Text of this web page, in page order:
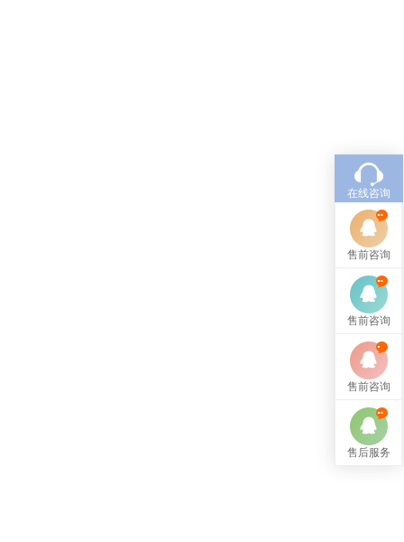
在线咨询
售前咨询
售前咨询
售前咨询
售后服务